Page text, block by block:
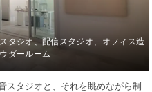
タジオ、配信スタジオ、オフィス造
ダールーム
スタジオと、それを眺めながら制